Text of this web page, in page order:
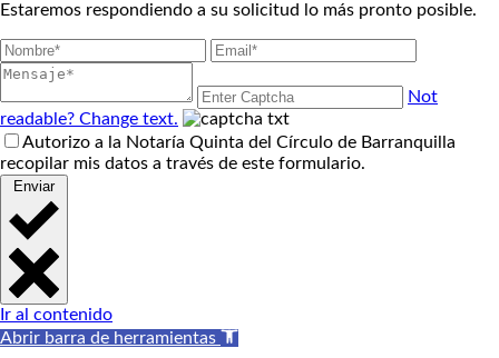
Estaremos respondiendo a su solicitud lo más pronto posible.
Not
readable? Change text.
Autorizo a la Notaría Quinta del Círculo de Barranquilla
recopilar mis datos a través de este formulario.
Enviar
Ir al contenido
Abrir barra de herramientas